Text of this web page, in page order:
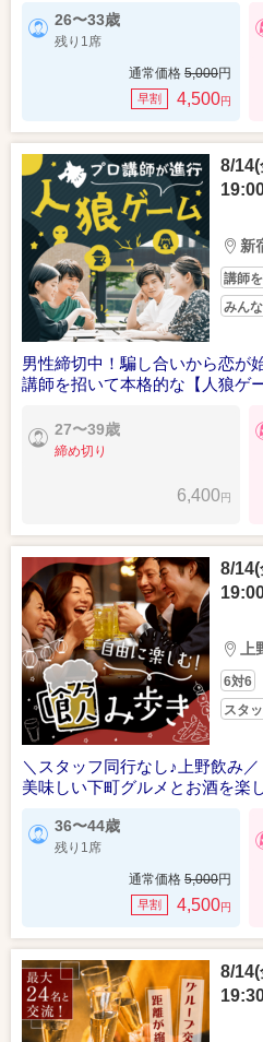
26〜33歳
残り1席
通常価格 5,000円
早割 4,500円
8/14(
新
講師
みん
男性締切中！騙し合いから恋が
講師を招いて本格的な【人狼ゲ
27〜39歳
締め切り
6,400円
8/14(
上
6対6
スタ
＼スタッフ同行なし♪上野飲み／
美味しい下町グルメとお酒を楽
36〜44歳
残り1席
通常価格 5,000円
早割 4,500円
8/14(